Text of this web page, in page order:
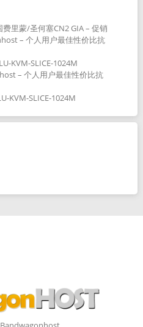
里蒙/圣何塞CN2 GIA – 促销
– 个人用户最佳性价比抗
KVM-SLICE-1024M
– 个人用户最佳性价比抗
KVM-SLICE-1024M